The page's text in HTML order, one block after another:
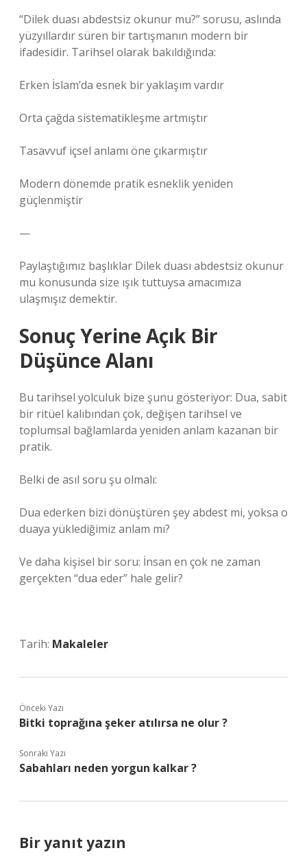
“Dilek duası abdestsiz okunur mu?” sorusu, aslında
yüzyıllardır süren bir tartışmanın modern bir
ifadesidir. Tarihsel olarak bakıldığında:
Erken İslam’da esnek bir yaklaşım vardır
Orta çağda sistematikleşme artmıştır
Tasavvuf içsel anlamı öne çıkarmıştır
Modern dönemde pratik esneklik yeniden
güçlenmiştir
—
Paylaştığımız başlıklar Dilek duası abdestsiz okunur
mu konusunda size ışık tuttuysa amacımıza
ulaşmışız demektir.
Sonuç Yerine Açık Bir
Düşünce Alanı
Bu tarihsel yolculuk bize şunu gösteriyor: Dua, sabit
bir ritüel kalıbından çok, değişen tarihsel ve
toplumsal bağlamlarda yeniden anlam kazanan bir
pratik.
Belki de asıl soru şu olmalı:
Dua ederken bizi dönüştüren şey abdest mi, yoksa o
duaya yüklediğimiz anlam mı?
Ve daha kişisel bir soru: İnsan en çok ne zaman
gerçekten “dua eder” hale gelir?
Tarih: Makaleler
Önceki Yazı
Bitki toprağına şeker atılırsa ne olur ?
Sonraki Yazı
Sabahları neden yorgun kalkar ?
Bir yanıt yazın